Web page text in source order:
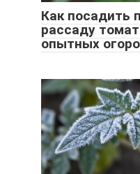
Как посадить
рассаду
опытных